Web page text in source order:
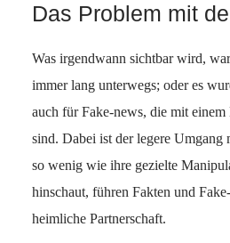
Das Problem mit
Was irgendwann sichtbar wird,
immer lang unterwegs; oder es
auch für Fake-news, die mit
sind. Dabei ist der legere Umgang
so wenig wie ihre gezielte
hinschaut, führen Fakten und
heimliche Partnerschaft.